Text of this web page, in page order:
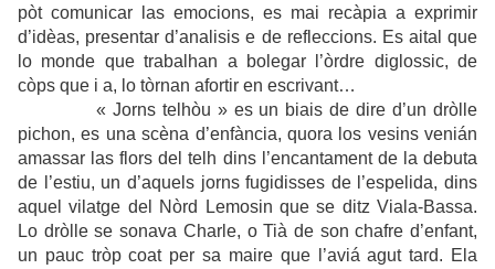
pòt comunicar las emocions, es mai recàpia a exprimir
d’idèas, presentar d’analisis e de refleccions. Es aital que
lo monde que trabalhan a bolegar l’òrdre diglossic, de
còps que i a, lo tòrnan afortir en escrivant…
« Jorns telhòu » es un biais de dire d’un dròlle
pichon, es una scèna d’enfància, quora los vesins venián
amassar las flors del telh dins l’encantament de la debuta
de l’estiu, un d’aquels jorns fugidisses de l’espelida, dins
aquel vilatge del Nòrd Lemosin que se ditz Viala-Bassa.
Lo dròlle se sonava Charle, o Tià de son chafre d’enfant,
un pauc tròp coat per sa maire que l’aviá agut tard. Ela